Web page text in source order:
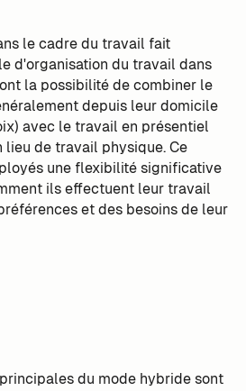
le cadre du travail fait
d'organisation du travail dans
la possibilité de combiner le
depuis leur domicile
avec le travail en présentiel
lieu de travail physique. Ce
une flexibilité significative
ils effectuent leur travail
et des besoins de leur
du mode hybride sont